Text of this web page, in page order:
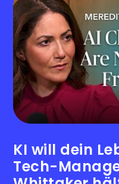
KI will dein
Tech-